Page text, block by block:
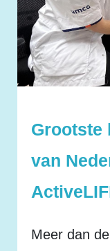
Grootste
van
Meer dan